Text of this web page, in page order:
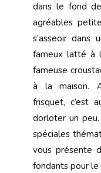
dans le fond
agréables
s’asseoir
fameux latté à
fameuse
à la maison.
frisquet, c’est
dorloter un
spéciales
vous présente
fondants pour le